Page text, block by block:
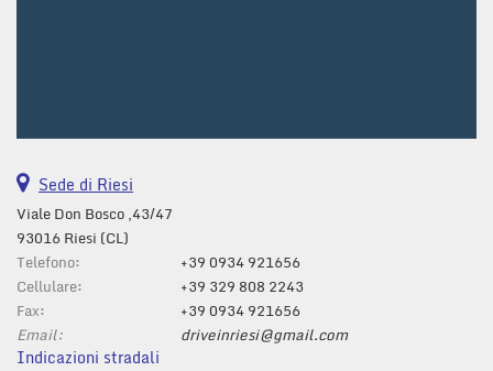
Sede di Riesi
Viale Don Bosco ,43/47
93016 Riesi (CL)
Telefono:
+39 0934 921656
Cellulare:
+39 329 808 2243
Fax:
+39 0934 921656
Email:
driveinriesi@gmail.com
Indicazioni stradali